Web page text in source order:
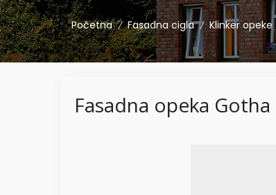
Početna / Fasadna cigla / Klinker opeke
Fasadna opeka